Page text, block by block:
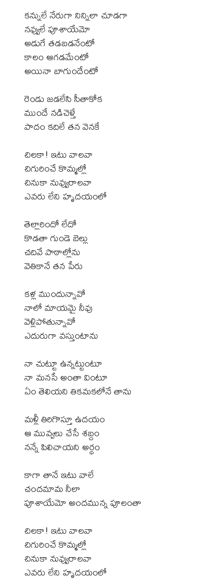
కన్నులే నేరుగా నిన్నిలా చూడగా
నవ్వులే పూశాయేమో
అడుగే తడబడనేంటో
కాలం ఆగడమేంటో
అయినా బాగుందేంటో
రెండు జడలేసి సీతాకోక
ముందే నడిచెళ్తే
పాదం కదిలే తన వెనకే
చిలకా! ఇటు వాలవా
చిగురించే కొమ్మల్లో
చినుకా నువ్వురాలవా
ఎవరు లేని హృదయంలో
తెల్లారిందో లేదో
కొడతా గుండె బెల్లు
చదివే పాఠాల్లోను
వెతికానే తన పేరు
కళ్ల ముందున్నావో
నాలో మాయమై నీవు
వెళ్లిపోతున్నావో
ఎదురుగా వస్తుంటాను
నా చుట్టూ ఉన్నట్టుంటూ
నా మనసే అంతా వింటూ
ఏం తెలియని తికమకలోనే తాను
మళ్లీ తిరిగొస్తూ ఉదయం
ఆ మువ్వలు చేసే శబ్దం
నన్నే పిలిచాయని అర్థం
కాగా తానే ఇటు వాలే
చందమామ నీలా
పూశాయేమో అందమున్న పూలంతా
చిలకా! ఇటు వాలవా
చిగురించే కొమ్మల్లో
చినుకా నువ్వురాలవా
ఎవరు లేని హృదయంలో